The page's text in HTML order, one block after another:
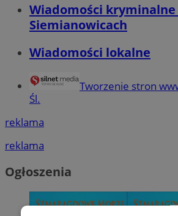
Wiadomości
Siemianowicach
Wiadomości lokalne
Tworzenie stron
Śl.
reklama
reklama
Ogłoszenia